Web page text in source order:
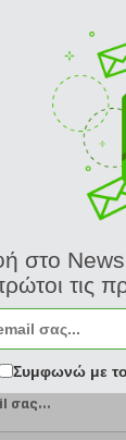
στο
τις
Συμφωνώ με